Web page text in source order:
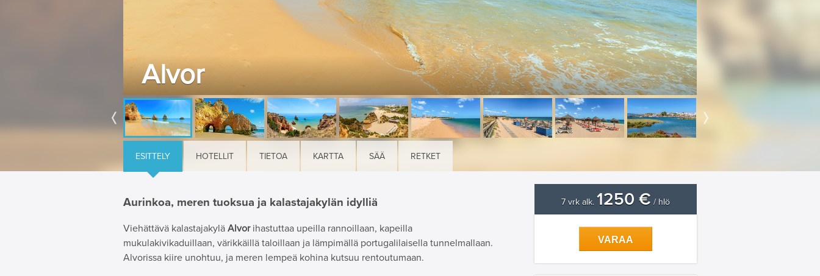
Alvor
ESITTELY HOTELLIT TIETOA KARTTA SÄÄ RETKET
Aurinkoa, meren tuoksua ja kalastajakylän idylliä
Viehättävä kalastajakylä Alvorihastuttaa upeilla rannoillaan, kapeilla
mukulakivikaduillaan, värikkäillä taloillaan ja lämpimällä portugalilaisella tunnelmallaan.
Alvorissa kiire unohtuu, ja meren lempeä kohina kutsuu rentoutumaan.
7 vrk alk. 1250 € / hlö
VARAA